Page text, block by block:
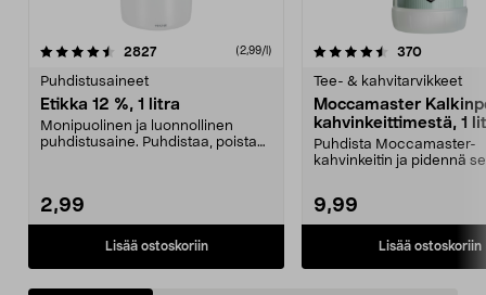
2827arvostelut (2,99/l)
Puhdistusaineet
Etikka 12 %, 1 litra
Monipuolinen ja luonnollinen
puhdistusaine. Puhdistaa, poistaa
2,99
Lisää ostoskoriin
4.5viidestä
370arvostelut
Tee- & kahvitarvikkeet
Moccamaster
kahvinkeittimestä, 1
Puhdista Moccamaster-
kahvinkeitin ja pidennä
9,99
Lisää ostoskoriin
4.5viidestä